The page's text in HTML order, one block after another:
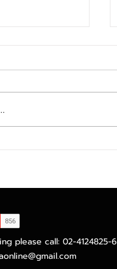
นต้น ๆ ธอส.
สุด 2 ปี กับ
ALL HOME
please call: 02-4124825-6